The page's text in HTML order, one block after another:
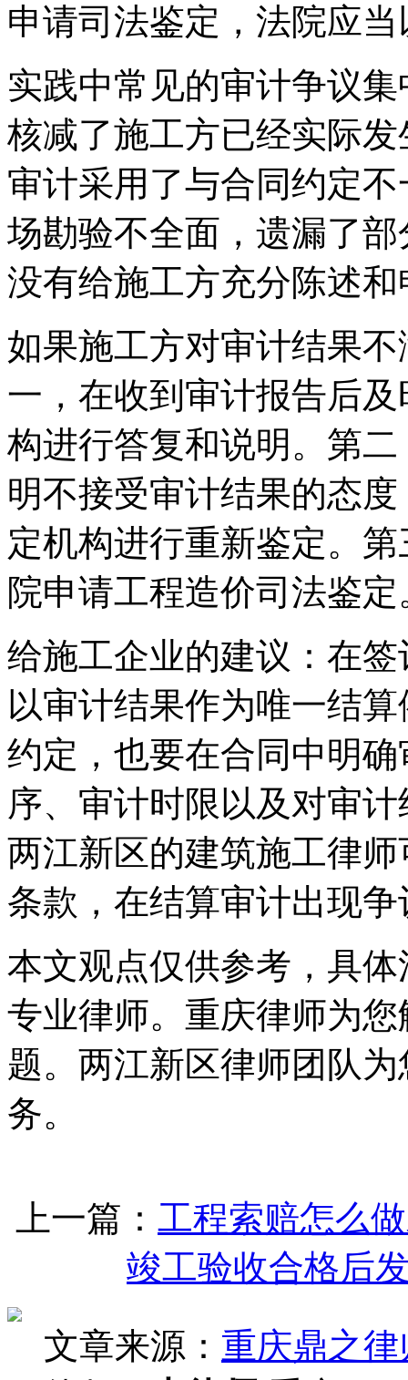
申请司法鉴定，法院应
实践中常见的审计争议
核减了施工方已经实际
审计采用了与合同约定
场勘验不全面，遗漏了
没有给施工方充分陈述
如果施工方对审计结果
一，在收到审计报告后
构进行答复和说明。第
明不接受审计结果的态
定机构进行重新鉴定。
院申请工程造价司法鉴定
给施工企业的建议：在
以审计结果作为唯一结
约定，也要在合同中明
序、审计时限以及对审
两江新区的建筑施工律
条款，在结算审计出现
本文观点仅供参考，具
专业律师。重庆律师为
题。两江新区律师团队
务。
上一篇： 工程索赔怎么
竣工验收合格后
文章来源： 重庆鼎之